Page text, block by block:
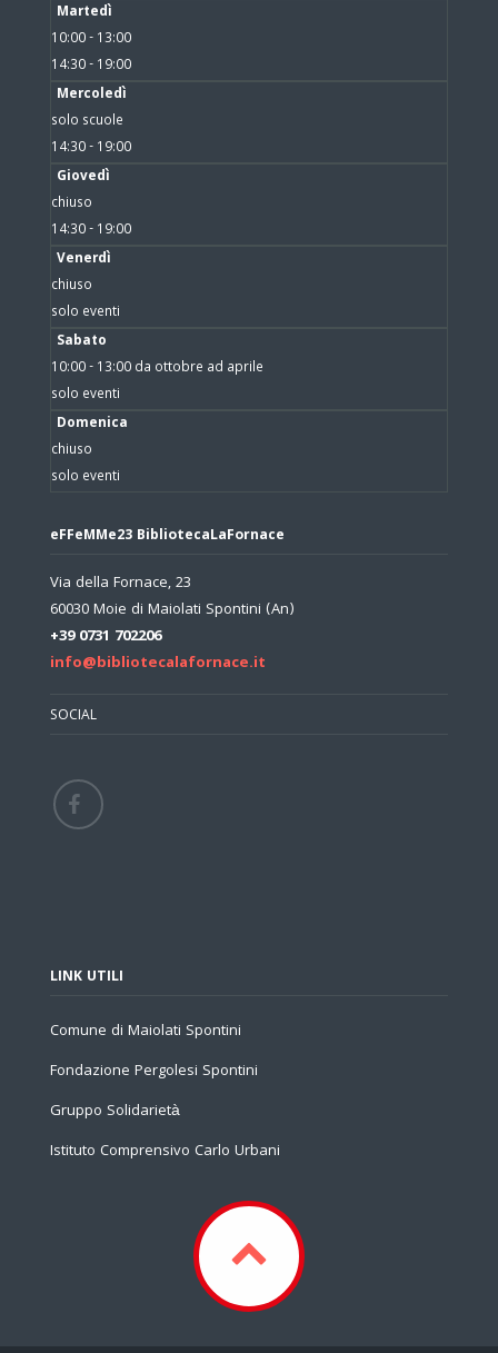
Martedì
10:00 - 13:00
14:30 - 19:00
Mercoledì
solo scuole
14:30 - 19:00
Giovedì
chiuso
14:30 - 19:00
Venerdì
chiuso
solo eventi
Sabato
10:00 - 13:00 da ottobre ad aprile
solo eventi
Domenica
chiuso
solo eventi
eFFeMMe23 BibliotecaLaFornace
Via della Fornace, 23
60030 Moie di Maiolati Spontini (An)
+39 0731 702206
info@bibliotecalafornace.it
SOCIAL
LINK UTILI
Comune di Maiolati Spontini
Fondazione Pergolesi Spontini
Gruppo Solidarietà
Istituto Comprensivo Carlo Urbani